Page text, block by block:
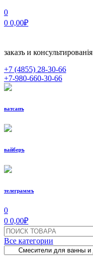
0
0 0,00₽
заказъ и консультированiя
+7 (4855) 28-30-66
+7-980-660-30-66
ватсапъ
вайберъ
телеграммъ
МЕНЮ
0
0 0,00₽
Поиск:
Все категории